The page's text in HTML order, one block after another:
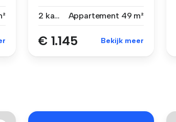
2 kamers
Appartement 49 m²
€ 1.145 Bekijk meer